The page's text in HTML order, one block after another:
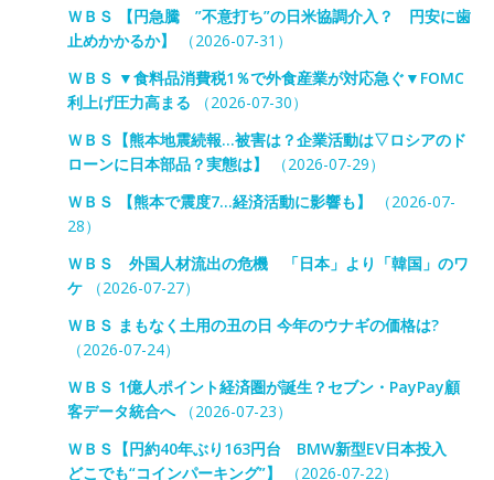
ＷＢＳ 【円急騰 ”不意打ち”の日米協調介入？ 円安に歯
止めかかるか】
（2026-07-31）
ＷＢＳ ▼食料品消費税1％で外食産業が対応急ぐ▼FOMC
利上げ圧力高まる （2026-07-30）
ＷＢＳ【熊本地震続報…被害は？企業活動は▽ロシアのド
ローンに日本部品？実態は】
（2026-07-29）
ＷＢＳ 【熊本で震度7…経済活動に影響も】
（2026-07-
28）
ＷＢＳ 外国人材流出の危機 「日本」より「韓国」のワ
ケ（2026-07-27）
ＷＢＳ まもなく土用の丑の日 今年のウナギの価格は?
（2026-07-24）
ＷＢＳ 1億人ポイント経済圏が誕生？セブン・PayPay顧
客データ統合へ（2026-07-23）
ＷＢＳ【円約40年ぶり163円台 BMW新型EV日本投入
どこでも“コインパーキング”】
（2026-07-22）